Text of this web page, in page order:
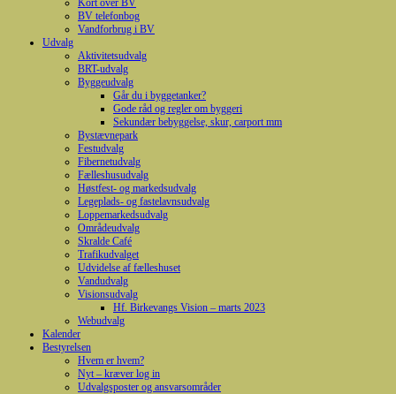
Kort over BV
BV telefonbog
Vandforbrug i BV
Udvalg
Aktivitetsudvalg
BRT-udvalg
Byggeudvalg
Går du i byggetanker?
Gode råd og regler om byggeri
Sekundær bebyggelse, skur, carport mm
Bystævnepark
Festudvalg
Fibernetudvalg
Fælleshusudvalg
Høstfest- og markedsudvalg
Legeplads- og fastelavnsudvalg
Loppemarkedsudvalg
Områdeudvalg
Skralde Café
Trafikudvalget
Udvidelse af fælleshuset
Vandudvalg
Visionsudvalg
Hf. Birkevangs Vision – marts 2023
Webudvalg
Kalender
Bestyrelsen
Hvem er hvem?
Nyt – kræver log in
Udvalgsposter og ansvarsområder